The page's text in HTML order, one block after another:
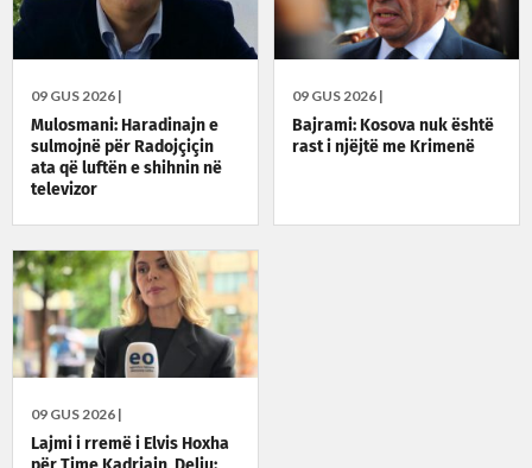
09 GUS 2026 |
Mulosmani: Haradinajn e
sulmojnë për Radojçiçin
ata që luftën e shihnin në
televizor
09 GUS 2026 |
Bajrami: Kosova nuk është
rast i njëjtë me Krimenë
09 GUS 2026 |
Lajmi i rremë i Elvis Hoxha